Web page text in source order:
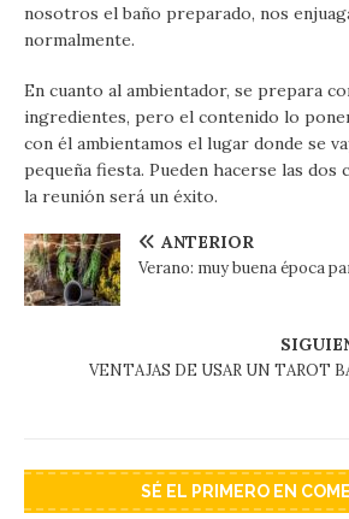
nosotros el baño preparado, nos
normalmente.
En cuanto al ambientador, se prepara
ingredientes, pero el contenido lo
con él ambientamos el lugar donde se
pequeña fiesta. Pueden hacerse las dos
la reunión será un éxito.
ANTERIOR
Verano: muy buena época
VENTAJAS DE USAR UN TAROT
SÉ EL PRIMERO EN